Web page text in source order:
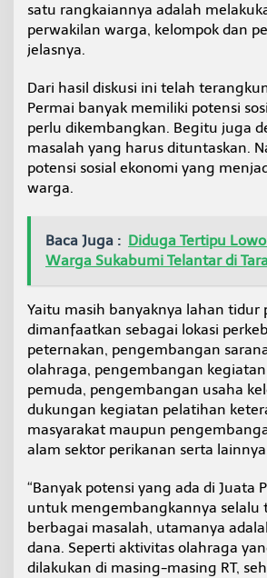
satu rangkaiannya adalah
perwakilan warga, kelompok dan
jelasnya.
Dari hasil diskusi ini telah
Permai banyak memiliki potensi
perlu dikembangkan. Begitu juga
masalah yang harus dituntaskan.
potensi sosial ekonomi yang
warga.
Baca Juga : Diduga Tertipu
Warga Sukabumi Telantar di
Yaitu masih banyaknya lahan tidur
dimanfaatkan sebagai lokasi
peternakan, pengembangan
olahraga, pengembangan
pemuda, pengembangan usaha
dukungan kegiatan pelatihan
masyarakat maupun
alam sektor perikanan serta
“Banyak potensi yang ada di Juata
untuk mengembangkannya selalu
berbagai masalah, utamanya
dana. Seperti aktivitas olahraga
dilakukan di masing-masing RT,